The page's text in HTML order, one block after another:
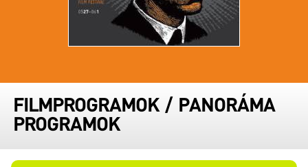
FILMPROGRAMOK / PANORÁMA
PROGRAMOK